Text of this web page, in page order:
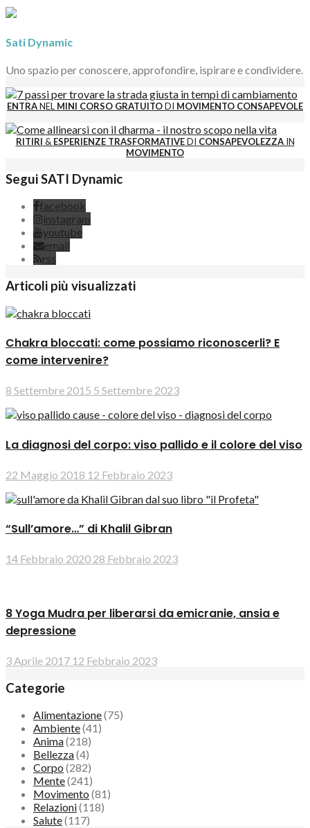
Sati Dynamic
Uno spazio per conoscere, approfondire, ispirare e condividere.
ENTRANEL MINI CORSO GRATUITODI MOVIMENTO CONSAPEVOLE
RITIRI & ESPERIENZE TRASFORMATIVEDI CONSAPEVOLEZZAIN
MOVIMENTO
Segui SATI Dynamic
facebook
instagram
youtube
email
rss
Articoli più visualizzati
Chakra bloccati: come possiamo riconoscerli? E
come intervenire?
8 Settembre 2015 5 Settembre 2023
La diagnosi del corpo: viso pallido e il colore del viso
22 Maggio 2018 12 Febbraio 2023
“Sull’amore…” di Khalil Gibran
14 Febbraio 2020 28 Febbraio 2023
8 Yoga Mudra per liberarsi da emicranie, ansia e
depressione
3 Aprile 2017 12 Febbraio 2023
Categorie
Alimentazione(75)
Ambiente(41)
Anima(218)
Bellezza(4)
Corpo (282)
Mente(241)
Movimento (81)
Relazioni(118)
Salute(117)